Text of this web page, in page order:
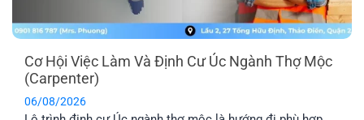
Cơ Hội Việc Làm Và Định Cư Úc Ngành Thợ Mộc
(Carpenter)
06/08/2026